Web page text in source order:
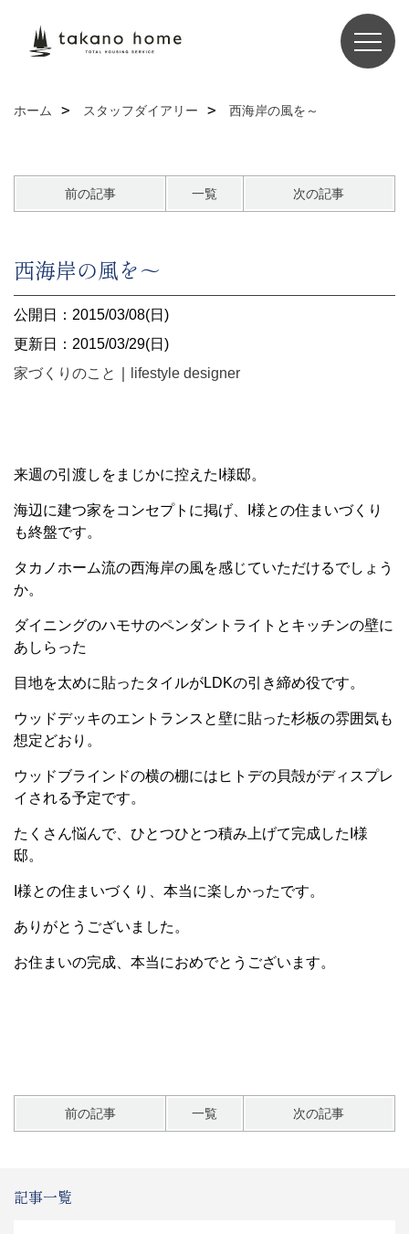
ホーム スタッフダイアリー 西海岸の風を～
前の記事 一覧 次の記事
西海岸の風を～
公開日：2015/03/08(日)
更新日：2015/03/29(日)
家づくりのこと
lifestyle designer
来週の引渡しをまじかに控えたI様邸。
海辺に建つ家をコンセプトに掲げ、I様との住まいづくり
も終盤です。
タカノホーム流の西海岸の風を感じていただけるでしょう
か。
ダイニングのハモサのペンダントライトとキッチンの壁に
あしらった
目地を太めに貼ったタイルがLDKの引き締め役です。
ウッドデッキのエントランスと壁に貼った杉板の雰囲気も
想定どおり。
ウッドブラインドの横の棚にはヒトデの貝殻がディスプレ
イされる予定です。
たくさん悩んで、ひとつひとつ積み上げて完成したI様
邸。
I様との住まいづくり、本当に楽しかったです。
ありがとうございました。
お住まいの完成、本当におめでとうございます。
前の記事 一覧 次の記事
記事一覧